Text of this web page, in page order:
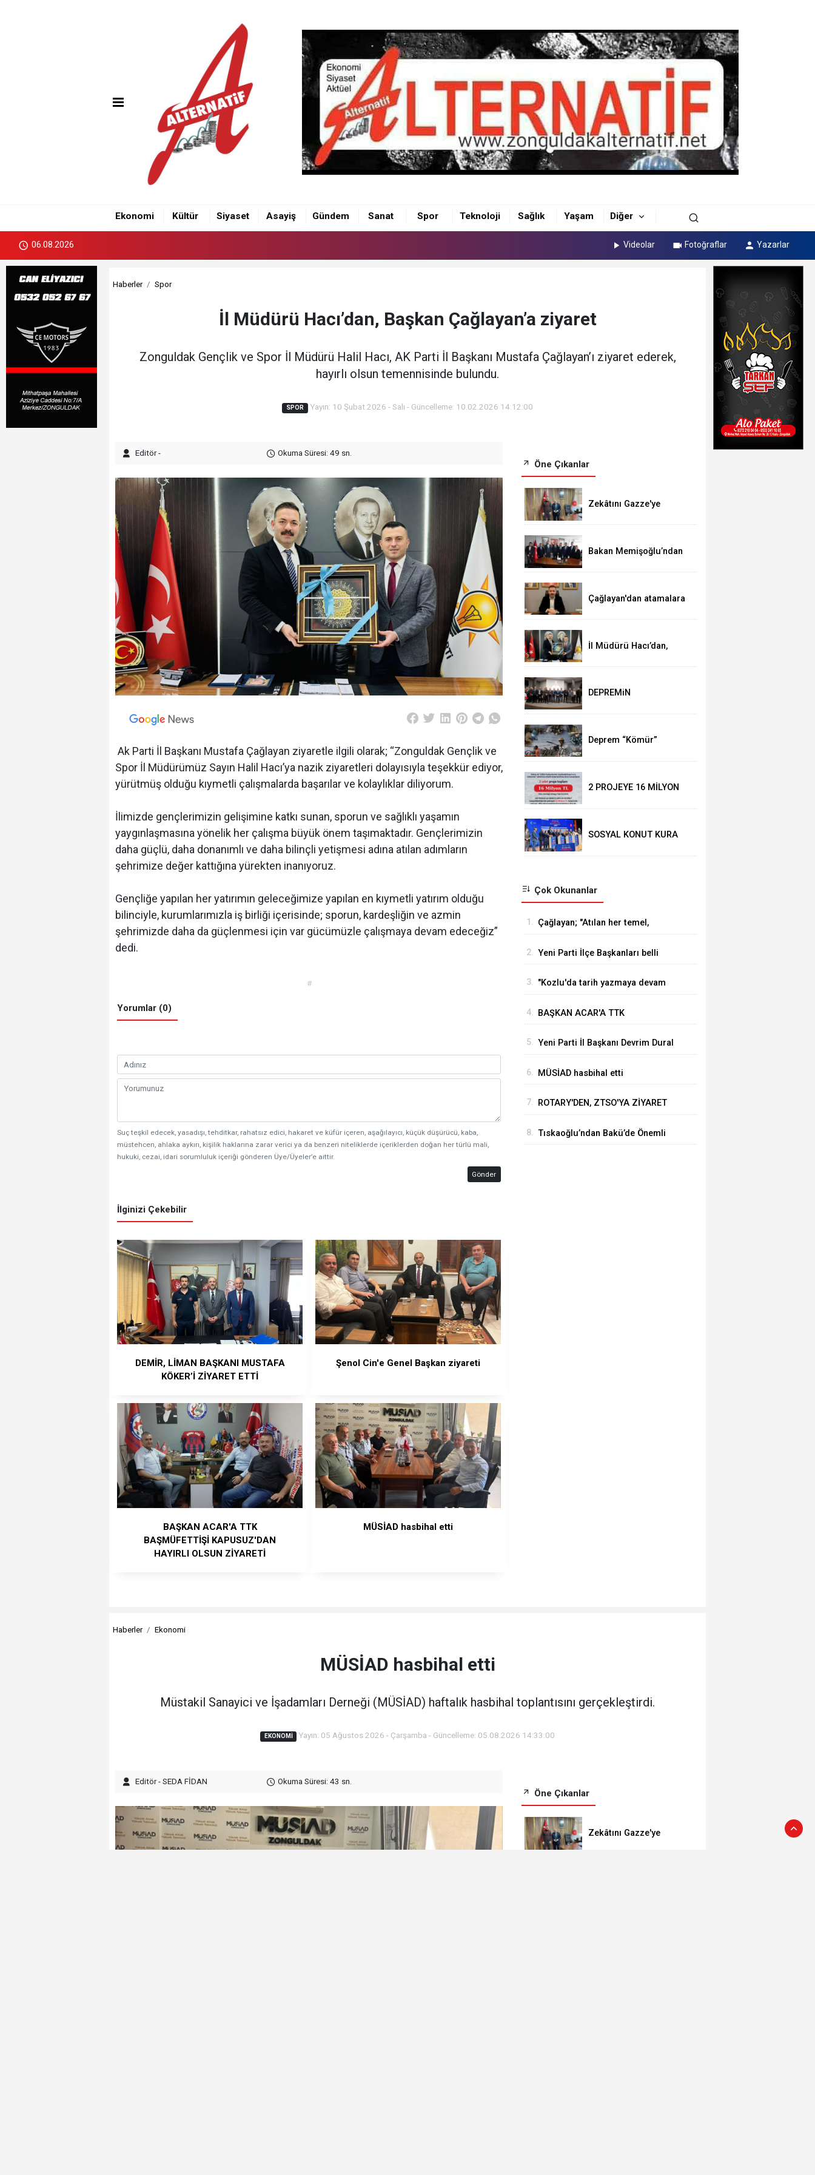
Ekonomi Kültür Siyaset Asayiş Gündem Sanat Spor Teknoloji Sağlık Yaşam Diğer
06.08.2026 Videolar Fotoğraflar Yazarlar
Haberler Spor
İl Müdürü Hacı’dan, Başkan Çağlayan’a ziyaret
Zonguldak Gençlik ve Spor İl Müdürü Halil Hacı, AK Parti İl Başkanı Mustafa Çağlayan’ı ziyaret ederek,
hayırlı olsun temennisinde bulundu.
SPOR Yayın: 10 Şubat 2026 - Salı - Güncelleme: 10.02.2026 14:12:00
Editör - Okuma Süresi: 49 sn.
Ak Parti İl Başkanı Mustafa Çağlayan ziyaretle ilgili olarak; “Zonguldak Gençlik ve
Spor İl Müdürümüz Sayın Halil Hacı’ya nazik ziyaretleri dolayısıyla teşekkür ediyor,
yürütmüş olduğu kıymetli çalışmalarda başarılar ve kolaylıklar diliyorum.
İlimizde gençlerimizin gelişimine katkı sunan, sporun ve sağlıklı yaşamın
yaygınlaşmasına yönelik her çalışma büyük önem taşımaktadır. Gençlerimizin
daha güçlü, daha donanımlı ve daha bilinçli yetişmesi adına atılan adımların
şehrimize değer kattığına yürekten inanıyoruz.
Gençliğe yapılan her yatırımın geleceğimize yapılan en kıymetli yatırım olduğu
bilinciyle, kurumlarımızla iş birliği içerisinde; sporun, kardeşliğin ve azmin
şehrimizde daha da güçlenmesi için var gücümüzle çalışmaya devam edeceğiz”
dedi.
#
Yorumlar (0)
Suç teşkil edecek, yasadışı, tehditkar, rahatsız edici, hakaret ve küfür içeren, aşağılayıcı, küçük düşürücü, kaba,
müstehcen, ahlaka aykırı, kişilik haklarına zarar verici ya da benzeri niteliklerde içeriklerden doğan her türlü mali,
hukuki, cezai, idari sorumluluk içeriği gönderen Üye/Üyeler’e aittir.
Gönder
İlginizi Çekebilir
DEMİR, LİMAN BAŞKANI MUSTAFA
KÖKER’İ ZİYARET ETTİ
Şenol Cin'e Genel Başkan ziyareti
BAŞKAN ACAR'A TTK
BAŞMÜFETTİŞİ KAPUSUZ'DAN
HAYIRLI OLSUN ZİYARETİ
MÜSİAD hasbihal etti
Öne Çıkanlar
Zekâtını Gazze'ye
Bakan Memişoğlu’ndan
Çağlayan'dan atamalara
İl Müdürü Hacı’dan,
ziyaret
DEPREMiN
DUYGUSAL ANLAR
Deprem “Kömür”
2 PROJEYE 16 MİLYON
SOSYAL KONUT KURA
Çok Okunanlar
1. Çağlayan; "Atılan her temel,
sahadaki en güçlü
2. Yeni Parti İlçe Başkanları belli
3. "Kozlu'da tarih yazmaya devam
4. BAŞKAN ACAR'A TTK
HAYIRLI OLSUN ZİYARETİ
5. Yeni Parti İl Başkanı Devrim Dural
6. MÜSİAD hasbihal etti
7. ROTARY'DEN, ZTSO'YA ZİYARET
8. Tıskaoğlu’ndan Bakü’de Önemli
Haberler Ekonomi
MÜSİAD hasbihal etti
Müstakil Sanayici ve İşadamları Derneği (MÜSİAD) haftalık hasbihal toplantısını gerçekleştirdi.
EKONOMI Yayın: 05 Ağustos 2026 - Çarşamba - Güncelleme: 05.08.2026 14:33:00
Editör - SEDA FİDAN Okuma Süresi: 43 sn.
Öne Çıkanlar
Zekâtını Gazze'ye